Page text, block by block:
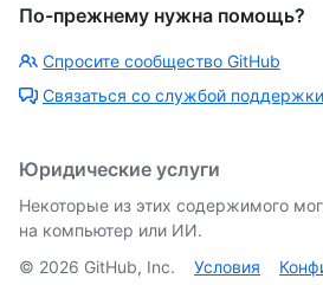
По-прежнему нужна помощь?
Спросите сообщество GitHub
Связаться со службой поддержки
Юридические услуги
Некоторые из этих содержимого
на компьютер или ИИ.
© 2026 GitHub, Inc. Условия